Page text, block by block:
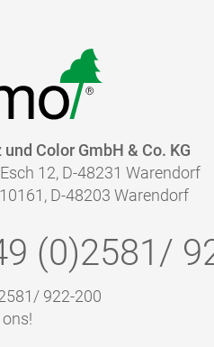
Color GmbH & Co. KG
12, D-48231 Warendorf
D-48203 Warendorf
(0)2581/
922-200